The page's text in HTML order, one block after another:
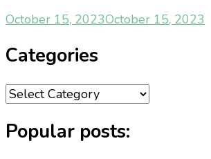
October 15, 2023October 15, 2023
Categories
Categories
Popular posts: